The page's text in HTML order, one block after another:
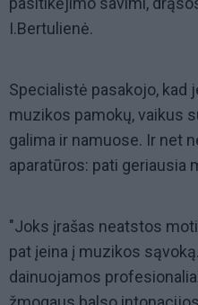
I.Bertulienė.
Specialistė pasakojo, kad
muzikos pamokų, vaikus
galima ir namuose. Ir net
aparatūros: pati geriausia
"Joks įrašas neatstos
pat įeina į muzikos
dainuojamos